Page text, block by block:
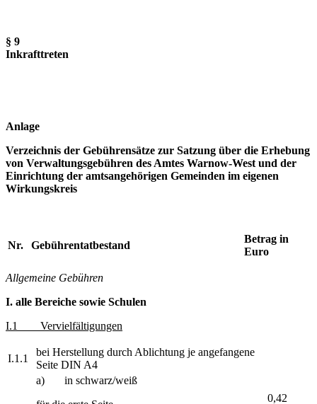
§ 9
Inkrafttreten
Anlage
Verzeichnis der Gebührensätze zur Satzung über die Erhebung
von Verwaltungsgebühren des Amtes Warnow-West und der
Einrichtung der amtsangehörigen Gemeinden im eigenen
Wirkungskreis
Nr. Gebührentatbestand
Betrag in
Euro
Allgemeine Gebühren
I. alle Bereiche sowie Schulen
I.1 Vervielfältigungen
I.1.1
bei Herstellung durch Ablichtung je angefangene
Seite DIN A4
a) in schwarz/weiß
0,42